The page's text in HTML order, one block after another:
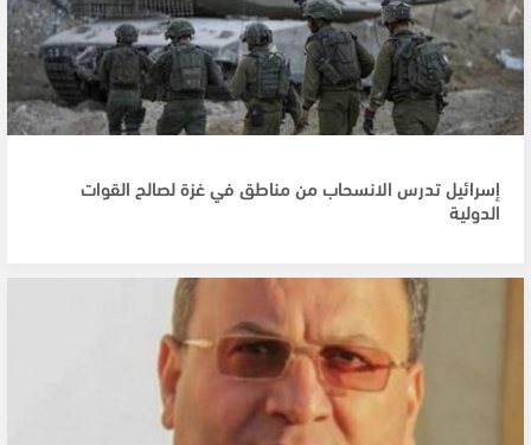
إسرائيل تدرس الانسحاب من مناطق في غزة لصالح القوات
الدولية